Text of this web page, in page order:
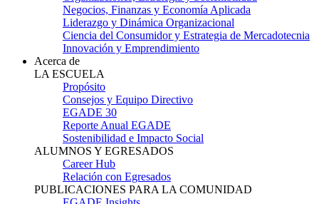
Negocios, Finanzas y Economía Aplicada
Liderazgo y Dinámica Organizacional
Ciencia del Consumidor y Estrategia de Mercadotecnia
Innovación y Emprendimiento
Acerca de
LA ESCUELA
Propósito
Consejos y Equipo Directivo
EGADE 30
Reporte Anual EGADE
Sostenibilidad e Impacto Social
ALUMNOS Y EGRESADOS
Career Hub
Relación con Egresados
PUBLICACIONES PARA LA COMUNIDAD